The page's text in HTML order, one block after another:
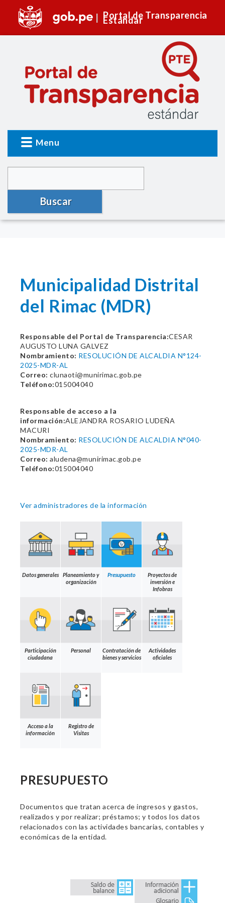
Portal de Transparencia
Estándar
Menu
Buscar
Municipalidad Distrital
del Rimac (MDR)
Responsable del Portal de Transparencia:CESAR
AUGUSTO LUNA GALVEZ
Nombramiento: RESOLUCIÓN DE ALCALDIA N°124-
2025-MDR-AL
Correo: clunaoti@munirimac.gob.pe
Teléfono:015004040
Responsable de acceso a la
información:ALEJANDRA ROSARIO LUDEÑA
MACURI
Nombramiento: RESOLUCIÓN DE ALCALDIA N°040-
2025-MDR-AL
Correo: aludena@munirimac.gob.pe
Teléfono:015004040
Ver administradores de la información
Datos generales
Planeamiento y
organización
Presupuesto
Proyectos de
inversión e
Infobras
Participación
ciudadana
Personal
Contratación de
bienes y servicios
Actividades
oficiales
Acceso a la
información
Registro de
Visitas
PRESUPUESTO
Documentos que tratan acerca de ingresos y gastos,
realizados y por realizar; préstamos; y todos los datos
relacionados con las actividades bancarias, contables y
económicas de la entidad.